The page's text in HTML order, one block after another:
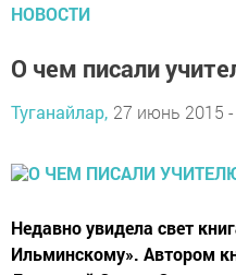
НОВОСТИ
О чем писали
Туганайлар, 27 июнь 2015 -
Недавно увидела свет
Ильминскому». Автором